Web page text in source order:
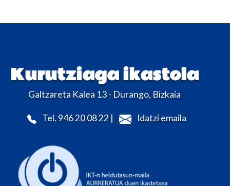
Kurutziaga ikastola
Galtzareta Kalea 13 - Durango, Bizkaia
Tel. 946 20 08 22 | Idatzi emaila